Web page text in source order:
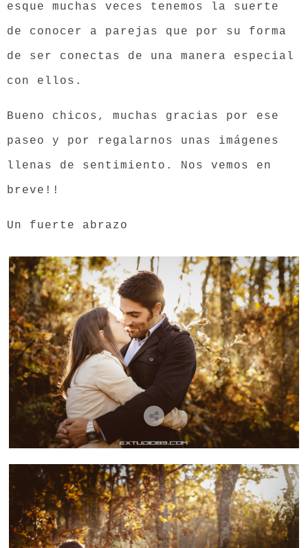
esque muchas veces tenemos la suerte
de conocer a parejas que por su forma
de ser conectas de una manera especial
con ellos.
Bueno chicos, muchas gracias por ese
paseo y por regalarnos unas imágenes
llenas de sentimiento. Nos vemos en
breve!!
Un fuerte abrazo